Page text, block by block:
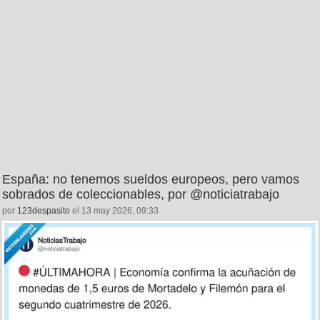
España: no tenemos sueldos europeos, pero vamos
sobrados de coleccionables, por @noticiatrabajo
por 123despasito el 13 may 2026, 09:33